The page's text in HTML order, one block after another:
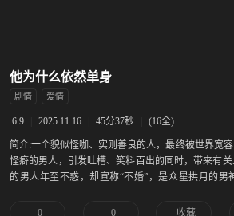
他为什么依然单身
剧情 爱情
6.9 2025.11.16 45分37秒 (16全)
简介:一个貌似怪咖、实则善良的人，最终被世界宽
怪癖的男人，引发吐槽、笑料百出的同时，带来有
的男人年至不惑，却宣称“不婚”，是众星拱月的男
神，他将如何应对，最终抱得美人归。食无定味，
0 0 收藏